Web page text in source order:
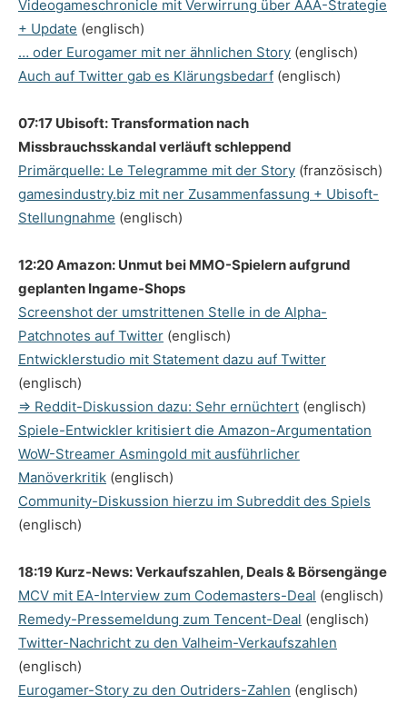
Videogameschronicle mit Verwirrung über AAA-Strategie
+ Update (englisch)
… oder Eurogamer mit ner ähnlichen Story (englisch)
Auch auf Twitter gab es Klärungsbedarf (englisch)
07:17 Ubisoft: Transformation nach
Missbrauchsskandal verläuft schleppend
Primärquelle: Le Telegramme mit der Story (französisch)
gamesindustry.biz mit ner Zusammenfassung + Ubisoft-
Stellungnahme (englisch)
12:20 Amazon: Unmut bei MMO-Spielern aufgrund
geplanten Ingame-Shops
Screenshot der umstrittenen Stelle in de Alpha-
Patchnotes auf Twitter (englisch)
Entwicklerstudio mit Statement dazu auf Twitter
(englisch)
=> Reddit-Diskussion dazu: Sehr ernüchtert (englisch)
Spiele-Entwickler kritisiert die Amazon-Argumentation
WoW-Streamer Asmingold mit ausführlicher
Manöverkritik (englisch)
Community-Diskussion hierzu im Subreddit des Spiels
(englisch)
18:19 Kurz-News: Verkaufszahlen, Deals & Börsengänge
MCV mit EA-Interview zum Codemasters-Deal (englisch)
Remedy-Pressemeldung zum Tencent-Deal (englisch)
Twitter-Nachricht zu den Valheim-Verkaufszahlen
(englisch)
Eurogamer-Story zu den Outriders-Zahlen (englisch)